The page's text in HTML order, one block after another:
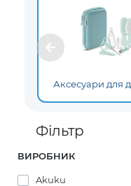
Аксесуари для
Фільтр
ВИРОБНИК
Akuku